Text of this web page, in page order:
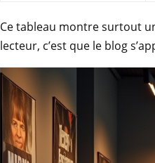
Ce tableau montre surtout
lecteur, c’est que le blog